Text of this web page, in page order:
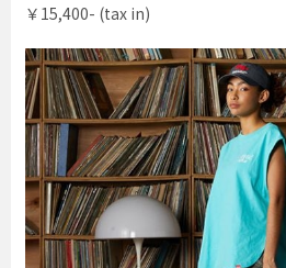
￥15,400- (tax in)